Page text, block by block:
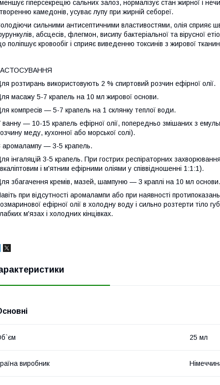
гіперсекрецію сальних залоз, нормалізує стан жирної і
камедонів, усуває лупу при жирній себореї.
сильними антисептичними властивостями, олія сприяє
абсцесів, флегмон, висипу бактеріальної та вірусної
поліпшує кровообіг і сприяє виведенню токсинів з жирової
розтирань використовують 2 % спиртовий розчин ефірної олії.
масажу 5-7 крапель на 10 мл жирової основи.
компресів — 5-7 крапель на 1 склянку теплої води.
ванну — 10-15 крапель ефірної олії, попередньо змішаних з
меду, кухонної або морської солі).
аромалампу — 3-5 крапель.
інгаляцій 3-5 крапель. При гострих респіраторних
і м'ятним ефірними оліями у співвідношенні 1:1:1).
збагачення кремів, мазей, шампуню — 3 краплі на 10 мл основи.
при відсутності аромалампи або при наявності
ефірної олії в холодну воду і сильно розтерти тіло
м'язах і холодних кінцівках.
25 мл
виробник